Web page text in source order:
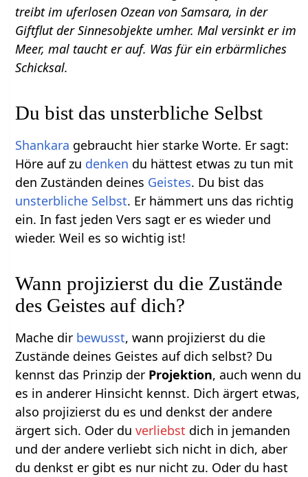
treibt im uferlosen Ozean von Samsara, in der
Giftflut der Sinnesobjekte umher. Mal versinkt er im
Meer, mal taucht er auf. Was für ein erbärmliches
Schicksal.
Du bist das unsterbliche Selbst
Shankara gebraucht hier starke Worte. Er sagt:
Höre auf zu denken du hättest etwas zu tun mit
den Zuständen deines Geistes. Du bist das
unsterbliche Selbst. Er hämmert uns das richtig
ein. In fast jeden Vers sagt er es wieder und
wieder. Weil es so wichtig ist!
Wann projizierst du die Zustände
des Geistes auf dich?
Mache dir bewusst, wann projizierst du die
Zustände deines Geistes auf dich selbst? Du
kennst das Prinzip der Projektion, auch wenn du
es in anderer Hinsicht kennst. Dich ärgert etwas,
also projizierst du es und denkst der andere
ärgert sich. Oder duverliebst dich in jemanden
und der andere verliebt sich nicht in dich, aber
du denkst er gibt es nur nicht zu. Oder du hast